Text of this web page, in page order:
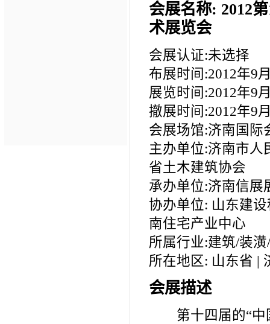
会展名称: 2012
术展览会
会展认证:未选择
布展时间:2012年9
展览时间:2012年9
撤展时间:2012年9
会展场馆:济南国际
主办单位:济南市人
省土木建筑协会
承办单位:济南信展
协办单位: 山东建
南住宅产业中心
所属行业:建筑/装潢
所在地区: 山东省 |
会展描述
第十四届的“中